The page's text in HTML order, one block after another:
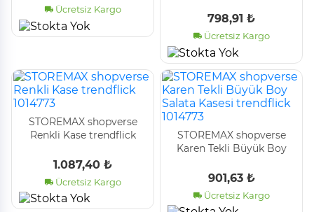
Ücretsiz Kargo
Ofset Pencereli Hk 16 Dk
trendflick 1014773
798,91 ₺
Ücretsiz Kargo
STOREMAX shopverse
Renkli Kase trendflick
1.087,40 ₺
Ücretsiz Kargo
STOREMAX shopverse
Karen Tekli Büyük Boy
1014773
901,63 ₺
Ücretsiz Kargo